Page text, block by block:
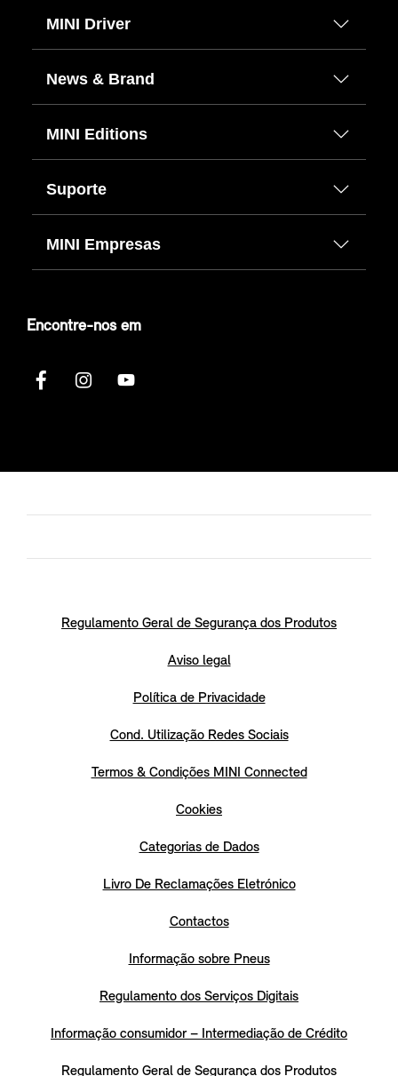
MINI Driver
News & Brand
MINI Editions
Suporte
MINI Empresas
Encontre-nos em
Regulamento Geral de Segurança dos Produtos
Aviso legal
Política de Privacidade
Cond. Utilização Redes Sociais
Termos & Condições MINI Connected
Cookies
Categorias de Dados
Livro De Reclamações Eletrónico
Contactos
Informação sobre Pneus
Regulamento dos Serviços Digitais
Informação consumidor – Intermediação de Crédito
Regulamento Geral de Segurança dos Produtos